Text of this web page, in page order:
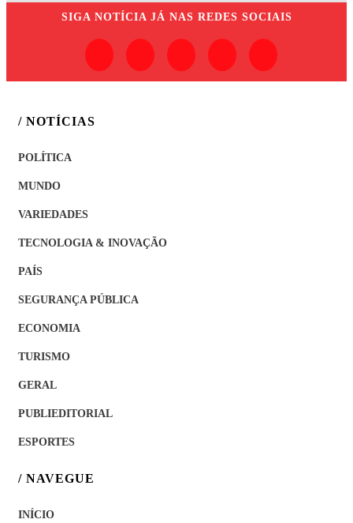
SIGA NOTÍCIA JÁ NAS REDES SOCIAIS
/ NOTÍCIAS
POLÍTICA
MUNDO
VARIEDADES
TECNOLOGIA & INOVAÇÃO
PAÍS
SEGURANÇA PÚBLICA
ECONOMIA
TURISMO
GERAL
PUBLIEDITORIAL
ESPORTES
/ NAVEGUE
INÍCIO